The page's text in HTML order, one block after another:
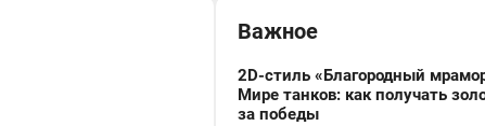
Важное
2D-стиль «Благородный
Мире танков: как получать
за победы